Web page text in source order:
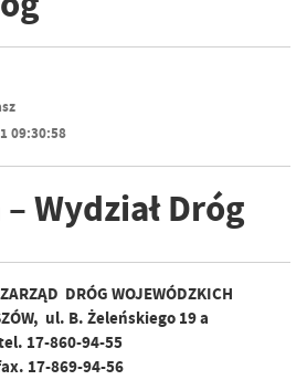
09:30:58
Wydział Dróg
DRÓG WOJEWÓDZKICH
ul. B. Żeleńskiego 19 a
17-860-94-55
17-869-94-56